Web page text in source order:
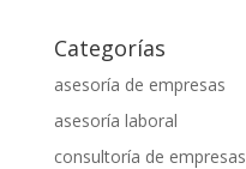
Categorías
asesoría de empresas
asesoría laboral
consultoría de empresas